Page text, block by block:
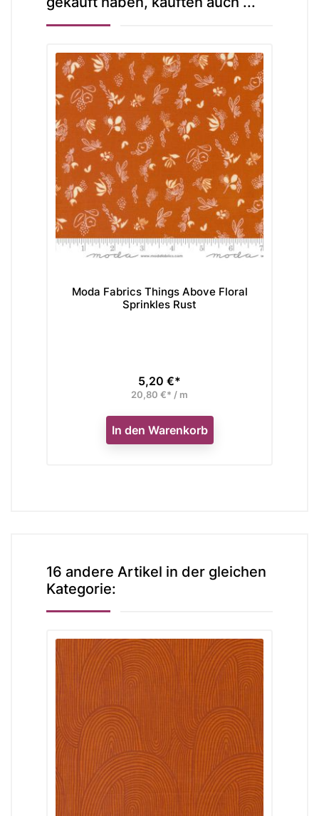
Moda Fabrics Things Above Floral
Sprinkles Rust
Preis
5,20 €*
20,80 €* / m
In den Warenkorb
16 andere Artikel in der gleichen
Kategorie: